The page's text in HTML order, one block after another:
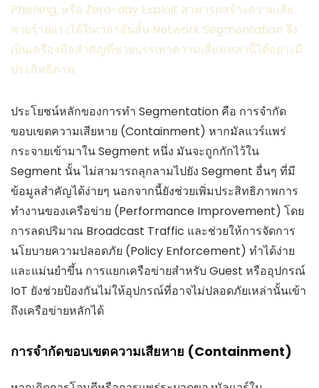
Phishing, หรือ Zero-day Exploit สามารถสร้างความเสีย
หายร้ายแรงได้ในเวลาอันสั้น Network Segmentation จึง
เป็นเครื่องมือสำคัญที่ช่วยบรรเทาความเสี่ยงเหล่านี้ได้อย่างมี
ประสิทธิภาพ
ประโยชน์หลักของการทำ Segmentation คือ การจำกัด
ขอบเขตความเสียหาย (Containment) หากมัลแวร์แพร่
กระจายเข้ามาใน Segment หนึ่ง มันจะถูกกักไว้ใน
Segment นั้น ไม่สามารถลุกลามไปยัง Segment อื่นๆ ที่มี
ข้อมูลสำคัญได้ง่ายๆ นอกจากนี้ยังช่วยเพิ่มประสิทธิภาพการ
ทำงานของเครือข่าย (Performance Improvement) โดย
การลดปริมาณ Broadcast Traffic และช่วยให้การจัดการ
นโยบายความปลอดภัย (Policy Enforcement) ทำได้ง่าย
และแม่นยำขึ้น การแยกเครือข่ายสำหรับ Guest หรืออุปกรณ์
IoT ยังช่วยป้องกันไม่ให้อุปกรณ์ที่อาจไม่ปลอดภัยเหล่านั้นเข้า
ถึงเครือข่ายหลักได้
การจำกัดขอบเขตความเสียหาย (Containment)